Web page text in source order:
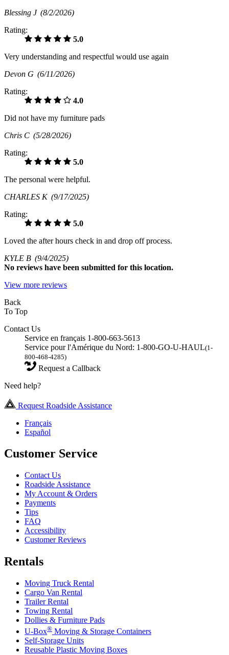
Blessing J (8/2/2026)
Rating:
5.0
Very understanding and respectful would use again
Devon G (6/11/2026)
Rating:
4.0
Did not have my furniture pads
Chris C (5/28/2026)
Rating:
5.0
The personal were helpful.
CHARLES K (9/17/2025)
Rating:
5.0
Loved the after hours check in and drop off process.
KYLE B (9/4/2025)
No reviews have been submitted for this location.
View more reviews
Back
To Top
Contact Us
Service en français 1-800-663-5613
Service pour l'Amérique du Nord: 1-800-GO-U-HAUL(1-
800-468-4285)
Request a Callback
Need help?
Request Roadside Assistance
Français
Español
Customer Service
Contact Us
Roadside Assistance
My Account & Orders
Payments
Tips
FAQ
Accessibility
Customer Reviews
Rentals
Moving Truck Rental
Cargo Van Rental
Trailer Rental
Towing Rental
Dollies & Furniture Pads
U-Box® Moving & Storage Containers
Self-Storage Units
Reusable Plastic Moving Boxes